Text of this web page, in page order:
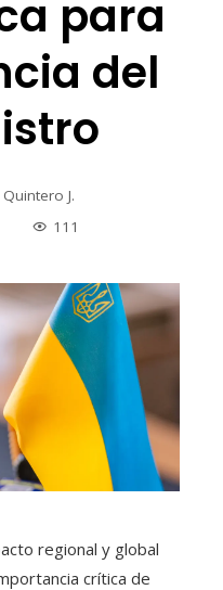
para
del
J.
111
regional y global
crítica de